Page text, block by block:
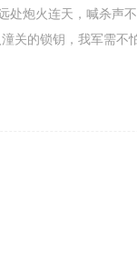
处炮火连天，喊杀声
关的锁钥，我军需不